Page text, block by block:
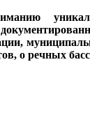
о речных